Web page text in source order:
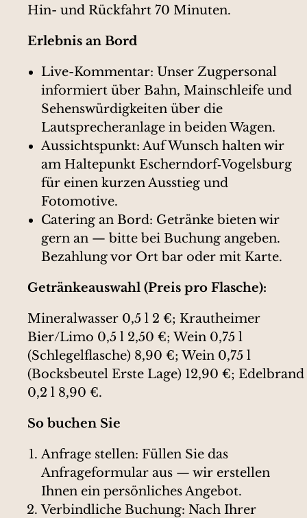
Hin- und Rückfahrt 70 Minuten.
Erlebnis an Bord
Live-Kommentar: Unser Zugpersonal
informiert über Bahn, Mainschleife und
Sehenswürdigkeiten über die
Lautsprecheranlage in beiden Wagen.
Aussichtspunkt: Auf Wunsch halten wir
am Haltepunkt Escherndorf‑Vogelsburg
für einen kurzen Ausstieg und
Fotomotive.
Catering an Bord: Getränke bieten wir
gern an — bitte bei Buchung angeben.
Bezahlung vor Ort bar oder mit Karte.
Getränkeauswahl (Preis pro Flasche):
Mineralwasser 0,5 l 2 €; Krautheimer
Bier/Limo 0,5 l 2,50 €; Wein 0,75 l
(Schlegelflasche) 8,90 €; Wein 0,75 l
(Bocksbeutel Erste Lage) 12,90 €; Edelbrand
0,2 l 8,90 €.
So buchen Sie
Anfrage stellen: Füllen Sie das
Anfrageformular aus — wir erstellen
Ihnen ein persönliches Angebot.
Verbindliche Buchung: Nach Ihrer